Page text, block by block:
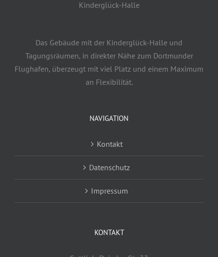
Kinderglück-Halle
Das Gebäude mit der Kinderglück-Halle und
Tagungsräumen, in direkter Nähe zum Dortmunder
Flughafen, überzeugt mit viel Platz und einem Maximum
an Flexibilität.
NAVIGATION
Kontakt
Datenschutz
Impressum
KONTAKT